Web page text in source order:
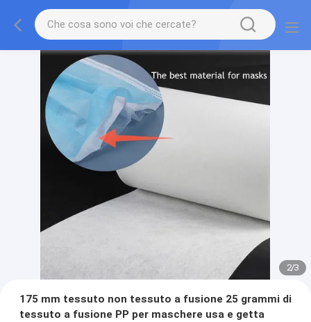
2/3
175 mm tessuto non tessuto a fusione 25 grammi di
tessuto a fusione PP per maschere usa e getta